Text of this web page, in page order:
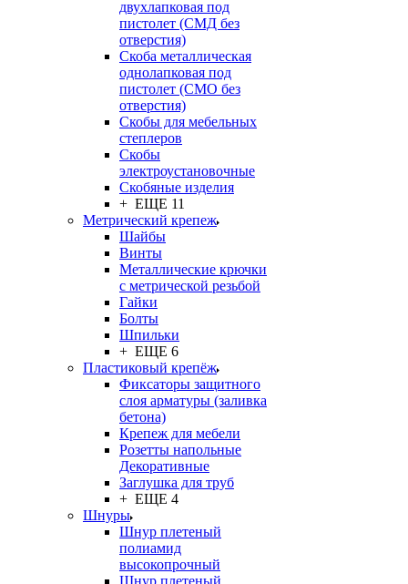
двухлапковая под
пистолет (СМД без
отверстия)
Скоба металлическая
однолапковая под
пистолет (СМО без
отверстия)
Скобы для мебельных
степлеров
Скобы
электроустановочные
Скобяные изделия
+ ЕЩЕ 11
Метрический крепеж
Шайбы
Винты
Металлические крючки
с метрической резьбой
Гайки
Болты
Шпильки
+ ЕЩЕ 6
Пластиковый крепёж
Фиксаторы защитного
слоя арматуры (заливка
бетона)
Крепеж для мебели
Розетты напольные
Декоративные
Заглушка для труб
+ ЕЩЕ 4
Шнуры
Шнур плетеный
полиамид
высокопрочный
Шнур плетеный